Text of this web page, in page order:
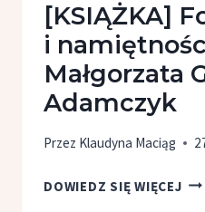
[KSIĄŻKA]
i
Małgorzata
Adamczyk
Przez Klaudyna Maciąg
DOWIEDZ SIĘ WIĘCEJ